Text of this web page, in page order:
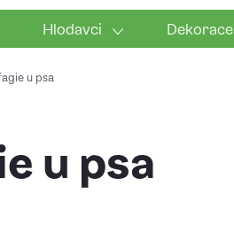
Hlodavci Dekorace
u psa
u psa